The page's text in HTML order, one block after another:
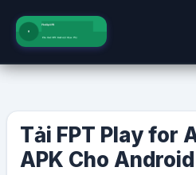
dung
Tải FPT Play for
APK Cho